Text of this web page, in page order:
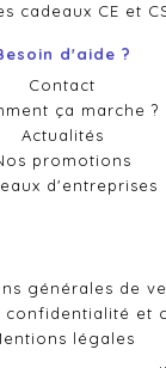
cadeaux CE et
d'aide ?
Contact
ça marche ?
Actualités
promotions
d'entreprises
générales de
confidentialité et
légales